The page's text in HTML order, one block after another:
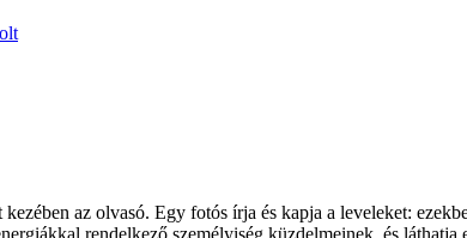
az olvasó. Egy fotós írja és kapja a leveleket: